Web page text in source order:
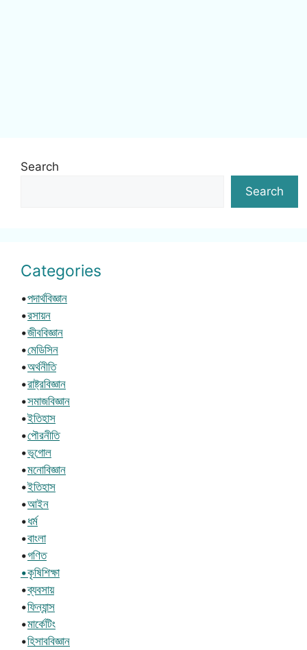
Search
Search
Categories
•পদার্থবিজ্ঞান
•রসায়ন
•জীববিজ্ঞান
•মেডিসিন
•অর্থনীতি
•রাষ্ট্রবিজ্ঞান
•সমাজবিজ্ঞান
•ইতিহাস
•পৌরনীতি
•ভূগোল
•মনোবিজ্ঞান
•ইতিহাস
•আইন
•ধর্ম
•বাংলা
•গণিত
•কৃষিশিক্ষা
•ব্যবসায়
•ফিন্যান্স
•মার্কেটিং
•হিসাববিজ্ঞান